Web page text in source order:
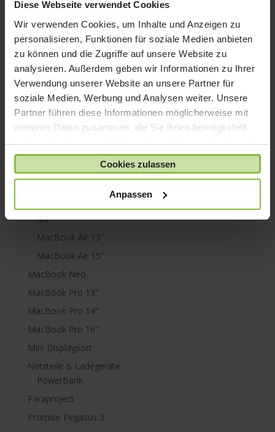
Diese Webseite verwendet Cookies
Wir verwenden Cookies, um Inhalte und Anzeigen zu
personalisieren, Funktionen für soziale Medien anbieten
zu können und die Zugriffe auf unsere Website zu
analysieren. Außerdem geben wir Informationen zu Ihrer
Verwendung unserer Website an unsere Partner für
soziale Medien, Werbung und Analysen weiter. Unsere
Partner führen diese Informationen möglicherweise mit
weiteren Daten zusammen, die Sie ihnen bereitgestellt
haben oder die sie im Rahmen Ihrer Nutzung der Dienste
gesammelt haben.
Cookies zulassen
Anpassen
iPod shuffle
iPod touch
Kabel & Adapter
Kopfhörer
LaCie Rugged
Lightning
Mac mini
M1
MacBook Air 13"
MacBook Air 15"
MacBook Neo
MacBook Pro 13"
MacBook Pro 14"
MacBook Pro 16"
Mini Displayport
Netzteile & Ladegeräte
PowerBank
Paraproject
Promise Pegasus 3